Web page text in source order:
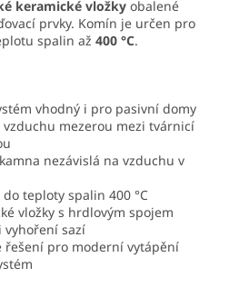
keramické vložky obalené
prvky. Komín je určen pro
spalin až 400 °C.
vhodný i pro pasivní domy
mezerou mezi tvárnicí
nezávislá na vzduchu v
teploty spalin 400 °C
vložky s hrdlovým spojem
vyhoření sazí
řešení pro moderní vytápění